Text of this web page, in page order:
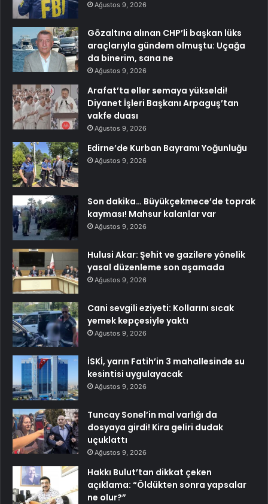
Ağustos 9, 2026
Gözaltına alınan CHP’li başkan lüks
araçlarıyla gündem olmuştu: Uçağa
da binerim, sana ne
Ağustos 9, 2026
Arafat’ta eller semaya yükseldi!
Diyanet İşleri Başkanı Arpaguş’tan
vakfe duası
Ağustos 9, 2026
Edirne’de Kurban Bayramı Yoğunluğu
Ağustos 9, 2026
Son dakika… Büyükçekmece’de toprak
kayması! Mahsur kalanlar var
Ağustos 9, 2026
Hulusi Akar: Şehit ve gazilere yönelik
yasal düzenleme son aşamada
Ağustos 9, 2026
Cani sevgili eziyeti: Kollarını sıcak
yemek kepçesiyle yaktı
Ağustos 9, 2026
İSKİ, yarın Fatih’in 3 mahallesinde su
kesintisi uygulayacak
Ağustos 9, 2026
Tuncay Sonel’in mal varlığı da
dosyaya girdi! Kira geliri dudak
uçuklattı
Ağustos 9, 2026
Hakkı Bulut’tan dikkat çeken
açıklama: “Öldükten sonra yapsalar
ne olur?”